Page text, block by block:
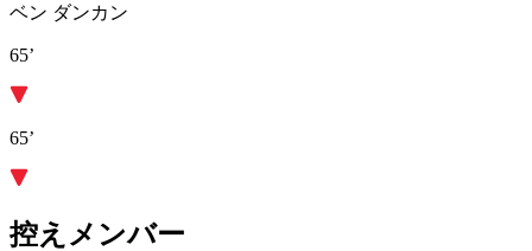
ベン ダンカン
65’
65’
控えメンバー